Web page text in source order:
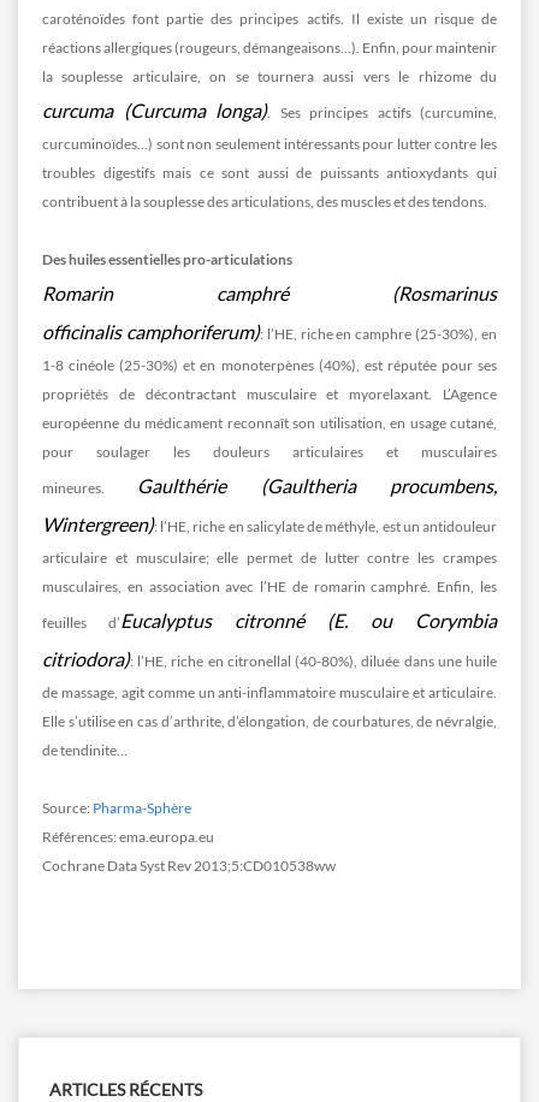
caroténoïdes font partie des principes actifs. Il existe un risque de
réactions allergiques (rougeurs, démangeaisons…). Enfin, pour maintenir
la souplesse articulaire, on se tournera aussi vers le rhizome du
curcuma (Curcuma longa). Ses principes actifs (curcumine,
curcuminoïdes…) sont non seulement intéressants pour lutter contre les
troubles digestifs mais ce sont aussi de puissants antioxydants qui
contribuent à la souplesse des articulations, des muscles et des tendons.
Des huiles essentielles pro-articulations
Romarin camphré (Rosmarinus
officinalis camphoriferum): l’HE, riche en camphre (25-30%), en
1-8 cinéole (25-30%) et en monoterpènes (40%), est réputée pour ses
propriétés de décontractant musculaire et myorelaxant. L’Agence
européenne du médicament reconnaît son utilisation, en usage cutané,
pour soulager les douleurs articulaires et musculaires
mineures.
Gaulthérie (Gaultheria procumbens,
Wintergreen): l’HE, riche en salicylate de méthyle, est un antidouleur
articulaire et musculaire; elle permet de lutter contre les crampes
musculaires, en association avec l’HE de romarin camphré. Enfin, les
feuilles d’Eucalyptus citronné (E. ou Corymbia
citriodora): l’HE, riche en citronellal (40-80%), diluée dans une huile
de massage, agit comme un anti-inflammatoire musculaire et articulaire.
Elle s’utilise en cas d’arthrite, d’élongation, de courbatures, de névralgie,
de tendinite…
Source: Pharma-Sphère
Références: ema.europa.eu
Cochrane Data Syst Rev 2013;5:CD010538ww
ARTICLES RÉCENTS